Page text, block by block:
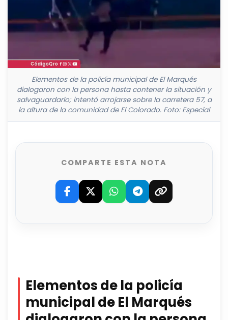
Elementos de la policía municipal de El Marqués
dialogaron con la persona hasta contener la situación y
salvaguardarlo; intentó arrojarse sobre la carretera 57, a
la altura de la comunidad de El Colorado. Foto: Especial
COMPARTE ESTA NOTA
Elementos de la policía
municipal de El Marqués